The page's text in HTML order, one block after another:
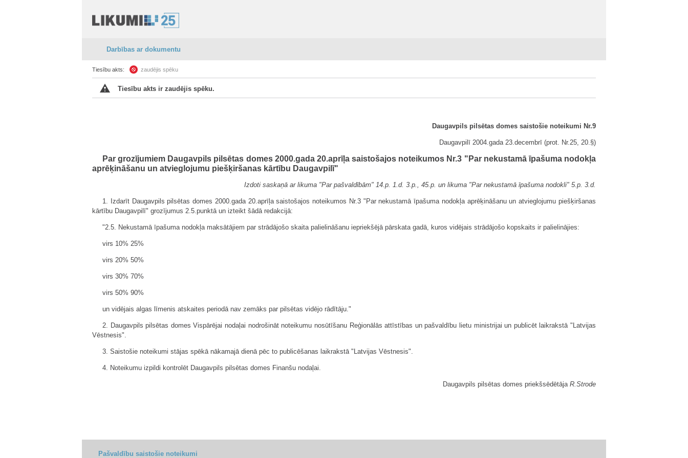
Darbības ar dokumentu
Tiesību akts: zaudējis spēku
Tiesību akts ir zaudējis spēku.
Daugavpils pilsētas domes saistošie noteikumi Nr.9
Daugavpilī 2004.gada 23.decembrī (prot. Nr.25, 20.§)
Par grozījumiem Daugavpils pilsētas domes 2000.gada 20.aprīļa saistošajos noteikumos Nr.3 "Par nekustamā īpašuma nodokļa
aprēķināšanu un atvieglojumu piešķiršanas kārtību Daugavpilī"
Izdoti saskaņā ar likuma "Par pašvaldībām" 14.p. 1.d. 3.p., 45.p. un likuma "Par nekustamā īpašuma nodokli" 5.p. 3.d.
1. Izdarīt Daugavpils pilsētas domes 2000.gada 20.aprīļa saistošajos noteikumos Nr.3 "Par nekustamā īpašuma nodokļa aprēķināšanu un atvieglojumu piešķiršanas
kārtību Daugavpilī" grozījumus 2.5.punktā un izteikt šādā redakcijā:
"2.5. Nekustamā īpašuma nodokļa maksātājiem par strādājošo skaita palielināšanu iepriekšējā pārskata gadā, kuros vidējais strādājošo kopskaits ir palielinājies:
virs 10% 25%
virs 20% 50%
virs 30% 70%
virs 50% 90%
un vidējais algas līmenis atskaites periodā nav zemāks par pilsētas vidējo rādītāju."
2. Daugavpils pilsētas domes Vispārējai nodaļai nodrošināt noteikumu nosūtīšanu Reģionālās attīstības un pašvaldību lietu ministrijai un publicēt laikrakstā "Latvijas
Vēstnesis".
3. Saistošie noteikumi stājas spēkā nākamajā dienā pēc to publicēšanas laikrakstā "Latvijas Vēstnesis".
4. Noteikumu izpildi kontrolēt Daugavpils pilsētas domes Finanšu nodaļai.
Daugavpils pilsētas domes priekšsēdētāja R.Strode
Pašvaldību saistošie noteikumi